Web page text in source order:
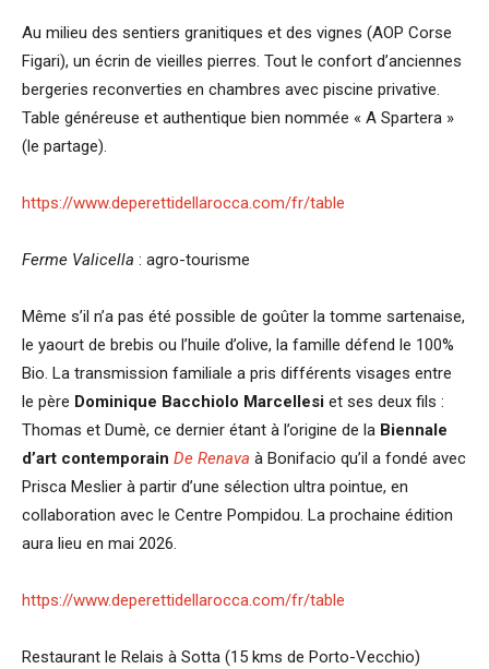
Au milieu des sentiers granitiques et des vignes (AOP Corse
Figari), un écrin de vieilles pierres. Tout le confort d’anciennes
bergeries reconverties en chambres avec piscine privative.
Table généreuse et authentique bien nommée « A Spartera »
(le partage).
https://www.deperettidellarocca.com/fr/table
Ferme Valicella : agro-tourisme
Même s’il n’a pas été possible de goûter la tomme sartenaise,
le yaourt de brebis ou l’huile d’olive, la famille défend le 100%
Bio. La transmission familiale a pris différents visages entre
le père Dominique Bacchiolo Marcellesi et ses deux fils :
Thomas et Dumè, ce dernier étant à l’origine de la Biennale
d’art contemporain De Renava à Bonifacio qu’il a fondé avec
Prisca Meslier à partir d’une sélection ultra pointue, en
collaboration avec le Centre Pompidou. La prochaine édition
aura lieu en mai 2026.
https://www.deperettidellarocca.com/fr/table
Restaurant le Relais à Sotta (15 kms de Porto-Vecchio)